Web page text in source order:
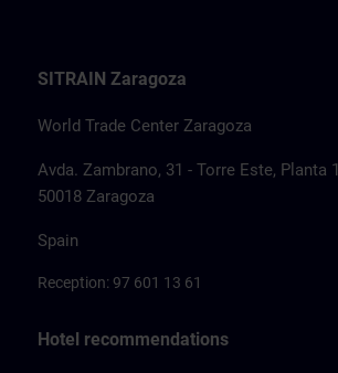
SITRAIN Zaragoza
World Trade Center Zaragoza
Avda. Zambrano, 31 - Torre Este, Planta 1
50018 Zaragoza
Spain
Reception: 97 601 13 61
Hotel recommendations